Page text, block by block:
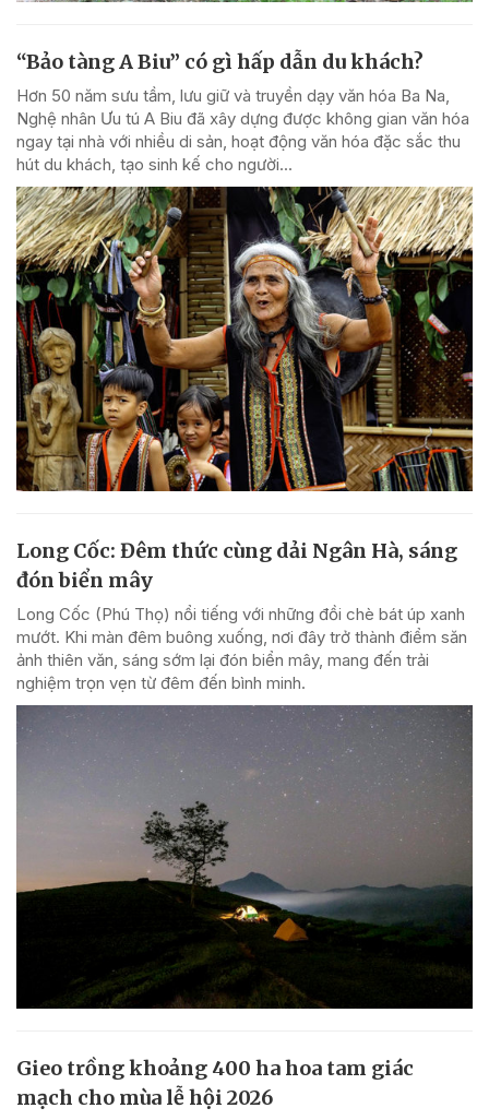
“Bảo tàng A Biu” có gì hấp dẫn du khách?
Hơn 50 năm sưu tầm, lưu giữ và truyền dạy văn hóa Ba Na,
Nghệ nhân Ưu tú A Biu đã xây dựng được không gian văn hóa
ngay tại nhà với nhiều di sản, hoạt động văn hóa đặc sắc thu
hút du khách, tạo sinh kế cho người...
Long Cốc: Đêm thức cùng dải Ngân Hà, sáng
đón biển mây
Long Cốc (Phú Thọ) nổi tiếng với những đồi chè bát úp xanh
mướt. Khi màn đêm buông xuống, nơi đây trở thành điểm săn
ảnh thiên văn, sáng sớm lại đón biển mây, mang đến trải
nghiệm trọn vẹn từ đêm đến bình minh.
Gieo trồng khoảng 400 ha hoa tam giác
mạch cho mùa lễ hội 2026